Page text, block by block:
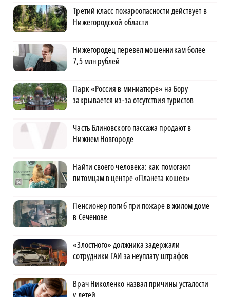
Третий класс пожароопасности действует в
Нижегородской области
Нижегородец перевел мошенникам более
7,5 млн рублей
Парк «Россия в миниатюре» на Бору
закрывается из-за отсутствия туристов
Часть Блиновского пассажа продают в
Нижнем Новгороде
Найти своего человека: как помогают
питомцам в центре «Планета кошек»
Пенсионер погиб при пожаре в жилом доме
в Сеченове
«Злостного» должника задержали
сотрудники ГАИ за неуплату штрафов
Врач Николенко назвал причины усталости